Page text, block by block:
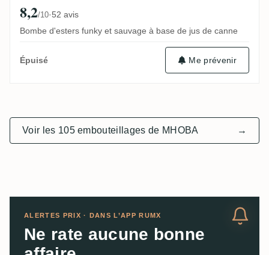
8,2/10·52 avis
Bombe d'esters funky et sauvage à base de jus de canne
Épuisé Me prévenir
Voir les 105 embouteillages de MHOBA →
ALERTES PRIX · DANS L’APP RUMX
Ne rate aucune bonne